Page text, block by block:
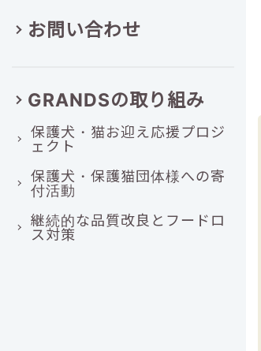
お問い合わせ
GRANDSの取り組み
保護犬・猫お迎え応援プロジ
ェクト
保護犬・保護猫団体様への寄
付活動
継続的な品質改良とフードロ
ス対策